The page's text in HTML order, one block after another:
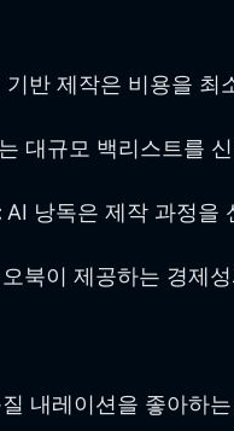
기반 제작은 비용을 최
대규모 백리스트를
AI 낭독은 제작 과정을
북이 제공하는 경제
내레이션을 좋아하